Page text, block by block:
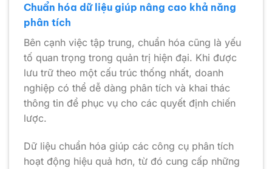
Chuẩn hóa dữ liệu giúp nâng cao khả năng
phân tích
Bên cạnh việc tập trung, chuẩn hóa cũng là yếu
tố quan trọng trong quản trị hiện đại. Khi được
lưu trữ theo một cấu trúc thống nhất, doanh
nghiệp có thể dễ dàng phân tích và khai thác
thông tin để phục vụ cho các quyết định chiến
lược.
Dữ liệu chuẩn hóa giúp các công cụ phân tích
hoạt động hiệu quả hơn, từ đó cung cấp những